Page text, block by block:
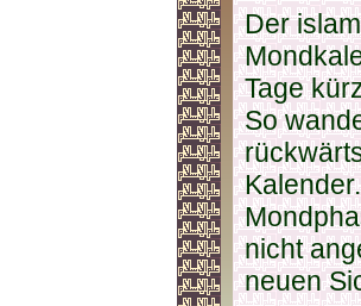
Der
Tage
So
nicht
neuen